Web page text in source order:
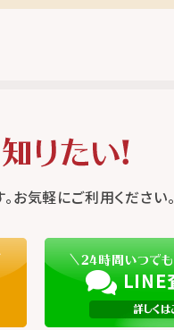
お気軽にご利用ください。